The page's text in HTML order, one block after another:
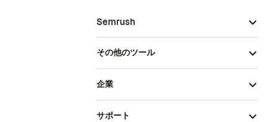
Semrush
その他のツール
企業
サポート